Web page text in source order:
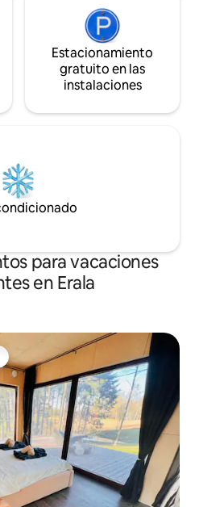
Estacionamiento
gratuito en las
instalaciones
para vacaciones
en Erala